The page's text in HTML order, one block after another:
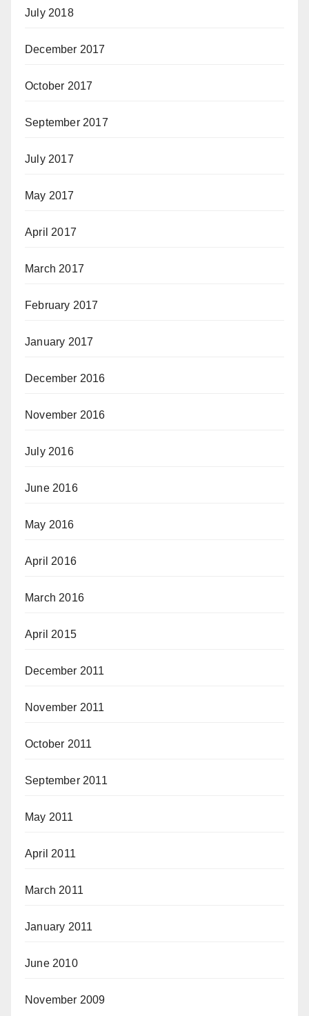
July 2018
December 2017
October 2017
September 2017
July 2017
May 2017
April 2017
March 2017
February 2017
January 2017
December 2016
November 2016
July 2016
June 2016
May 2016
April 2016
March 2016
April 2015
December 2011
November 2011
October 2011
September 2011
May 2011
April 2011
March 2011
January 2011
June 2010
November 2009